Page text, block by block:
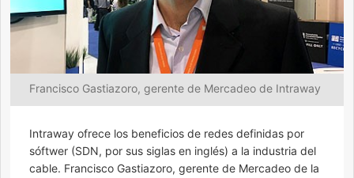
Francisco Gastiazoro, gerente de Mercadeo de Intraway
Intraway ofrece los beneficios de redes definidas por
sóftwer (SDN, por sus siglas en inglés) a la industria del
cable. Francisco Gastiazoro, gerente de Mercadeo de la